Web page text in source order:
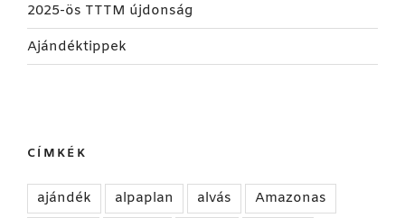
2025-ös TTTM újdonság
Ajándéktippek
CÍMKÉK
ajándék alpaplan alvás
Amazonas